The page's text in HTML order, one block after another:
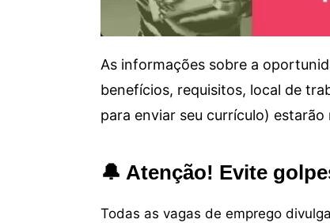
As informações sobre a
benefícios, requisitos, local de
para enviar seu currículo)
🔔 Atenção! Evite
Todas as vagas de emprego